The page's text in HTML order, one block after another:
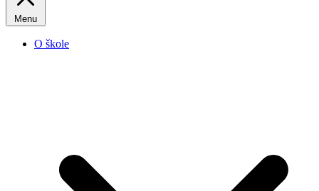
Menu
O škole